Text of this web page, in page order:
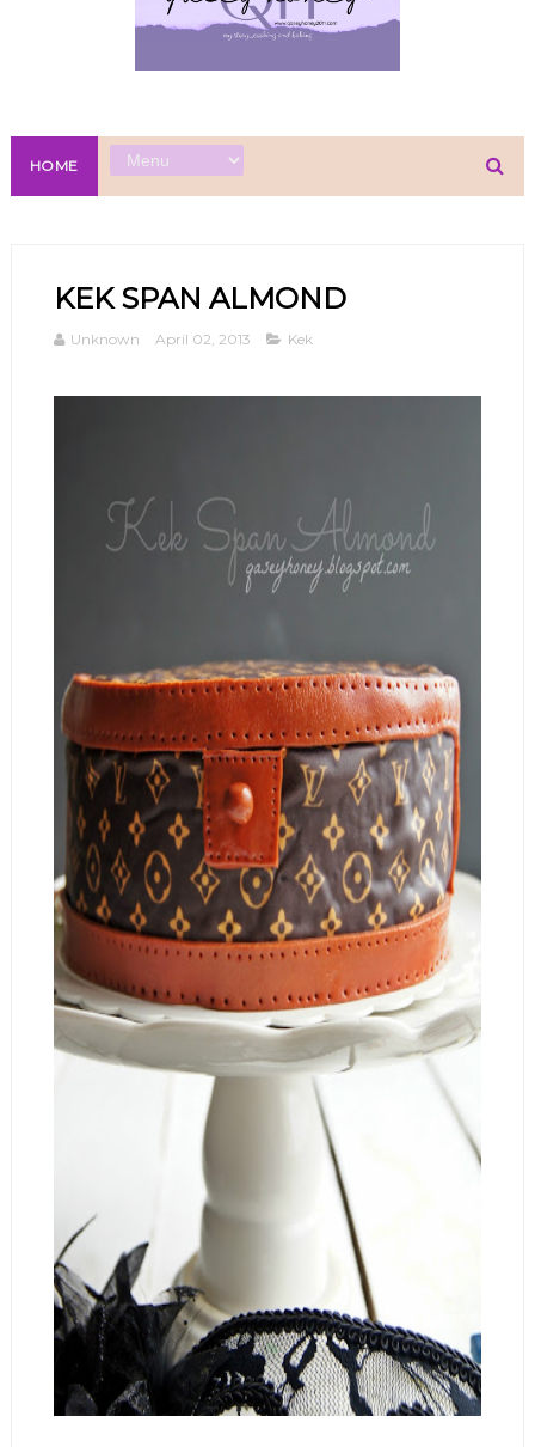
HOME
KEK SPAN ALMOND
Unknown April 02, 2013 Kek